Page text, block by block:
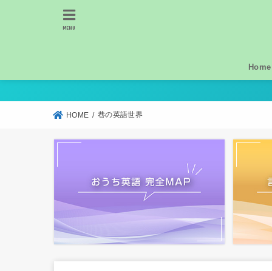
Home
MENU
HOME 巷の英語世界